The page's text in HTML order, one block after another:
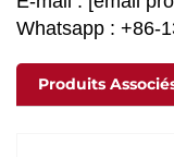
Whatsapp : +86-
Produits